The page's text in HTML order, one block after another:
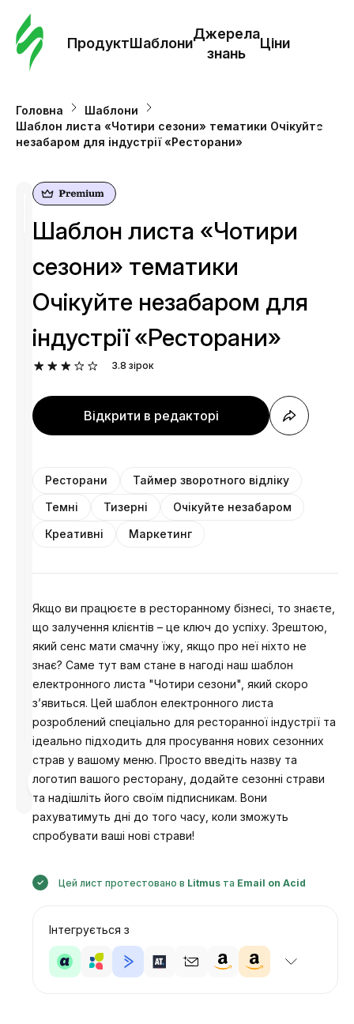
ПродуктШаблони
Джерела
знань
Ціни
Головна
Шаблони
Шаблон листа «Чотири сезони» тематики Очікуйте
незабаром для індустрії «Ресторани»
Розроблено
Шаблон листа «Чотири
сезони» тематики
Очікуйте незабаром для
індустрії «Ресторани»
3.8 зірок
Відкрити в редакторі
Ресторани
Таймер зворотного відліку
Темні
Тизернi
Очікуйте незабаром
Креативні
Маркетинг
Якщо ви працюєте в ресторанному бізнесі, то знаєте,
що залучення клієнтів – це ключ до успіху. Зрештою,
який сенс мати смачну їжу, якщо про неї ніхто не
знає? Саме тут вам стане в нагоді наш шаблон
електронного листа "Чотири сезони", який скоро
з’явиться. Цей шаблон електронного листа
розроблений спеціально для ресторанної індустрії та
ідеально підходить для просування нових сезонних
страв у вашому меню. Просто введіть назву та
логотип вашого ресторану, додайте сезонні страви
та надішліть його своїм підписникам. Вони
рахуватимуть дні до того часу, коли зможуть
спробувати ваші нові страви!
Цей лист протестовано в Litmus та Email on Acid
Інтегрується з